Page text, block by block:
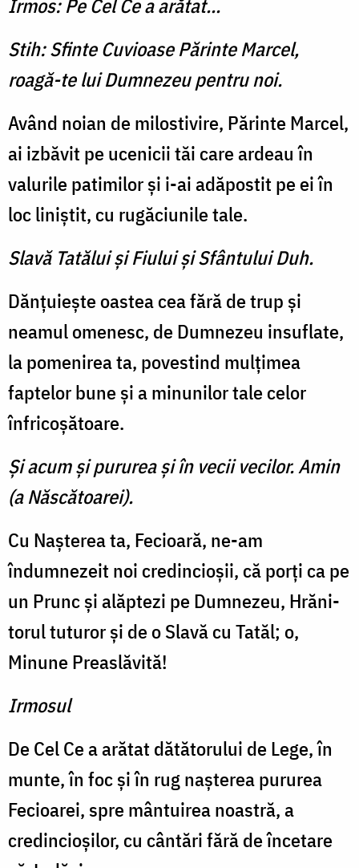
Irmos: Pe Cel Ce a arătat...
Stih: Sfinte Cuvioase Părinte Marcel,
roagă-te lui Dumnezeu pentru noi.
Având noian de milosti­vire, Părinte Marcel,
ai izbăvit pe ucenicii tăi care ar­deau în
valurile patimilor şi i-ai adăpostit pe ei în
loc liniştit, cu rugăciunile tale.
Slavă Tatălui şi Fiului şi Sfântului Duh.
Dănţuieşte oastea cea fără de trup şi
neamul omenesc, de Dumnezeu insuflate,
la pome­nirea ta, povestind mulţimea
faptelor bune şi a minunilor tale celor
înfricoşătoare.
Şi acum şi pururea şi în vecii vecilor. Amin
(a Născătoarei).
Cu Naşterea ta, Fecioară, ne-am
îndumnezeit noi credin­cioşii, că porţi ca pe
un Prunc şi alăptezi pe Dumnezeu, Hrăni­
torul tuturor şi de o Slavă cu Tatăl; o,
Minune Preaslăvită!
Irmosul
De Cel Ce a arătat dătătorului de Lege, în
munte, în foc şi în rug naşterea pururea
Fecioarei, spre mântuirea noastră, a
credincioşilor, cu cântări fără de încetare